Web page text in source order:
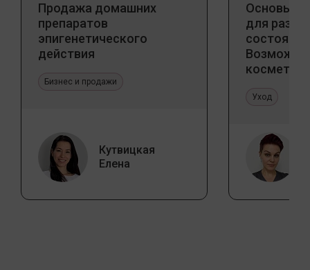
Продажа домашних
препаратов
эпигенетического
действия
Бизнес и продажи
Кутвицкая
Елена
Основы
для
Уход